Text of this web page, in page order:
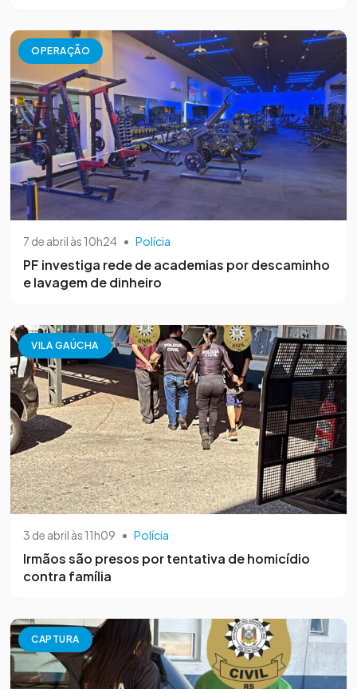
OPERAÇÃO
7 de abril às 10h24 • Polícia
PF investiga rede de academias por descaminho
e lavagem de dinheiro
VILA GAÚCHA
3 de abril às 11h09 • Polícia
Irmãos são presos por tentativa de homicídio
contra família
CAPTURA